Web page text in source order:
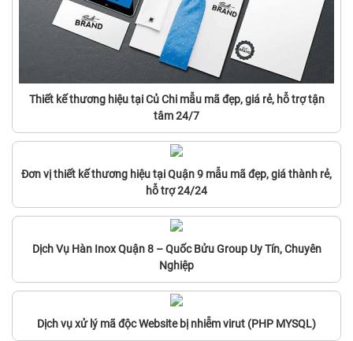
Thiết kế thương hiệu tại Củ Chi mẫu mã đẹp, giá rẻ, hỗ trợ tận
tâm 24/7
Đơn vị thiết kế thương hiệu tại Quận 9 mẫu mã đẹp, giá thành rẻ,
hỗ trợ 24/24
Dịch Vụ Hàn Inox Quận 8 – Quốc Bửu Group Uy Tín, Chuyên
Nghiệp
Dịch vụ xử lý mã độc Website bị nhiễm virut (PHP MYSQL)